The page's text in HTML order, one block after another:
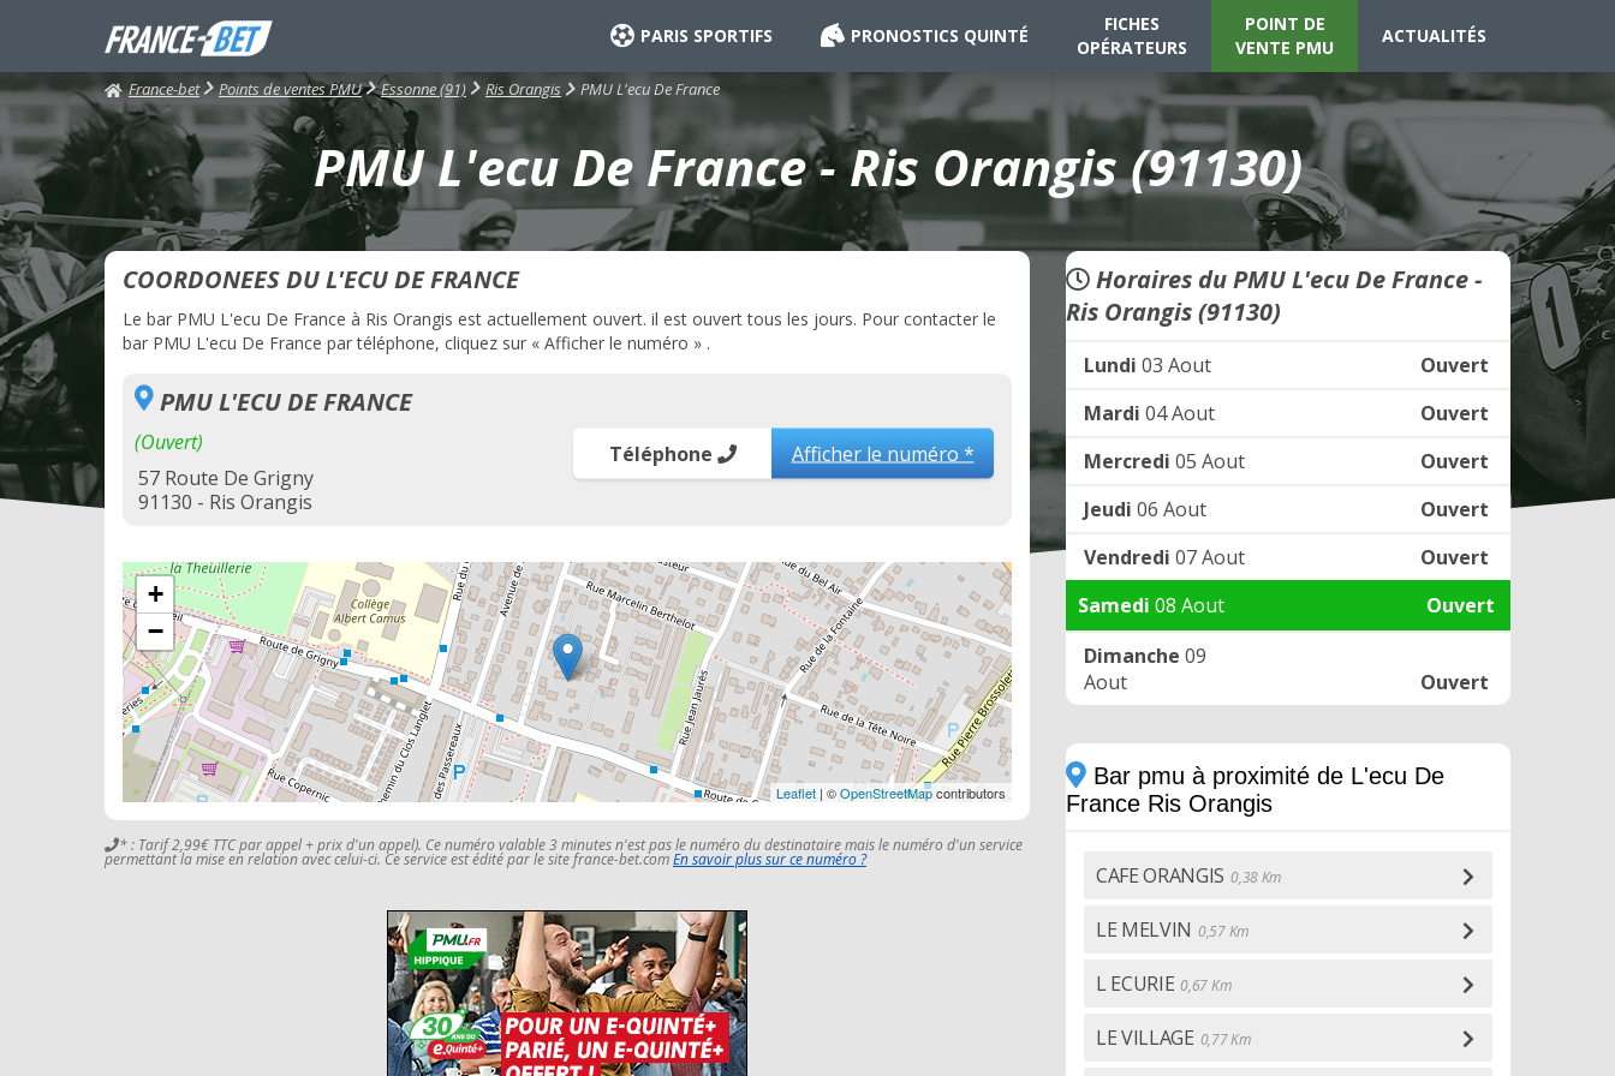
PARIS SPORTIFS PRONOSTICS QUINTÉ
FICHES
OPÉRATEURS
POINT DE
VENTE PMU
ACTUALITÉS
France-bet Points de ventes PMU Essonne (91) Ris Orangis PMU L'ecu De France
PMU L'ecu De France - Ris Orangis (91130)
COORDONEES DU L'ECU DE FRANCE
Le bar PMU L'ecu De France à Ris Orangis est actuellement ouvert. il est ouvert tous les jours. Pour contacter le
bar PMU L'ecu De France par téléphone, cliquez sur « Afficher le numéro » .
PMU L'ECU DE FRANCE
(Ouvert)
57 Route De Grigny
91130 - Ris Orangis
Téléphone Afficher le numéro *
+
−
Leaflet | ©OpenStreetMapcontributors
* : Tarif 2,99€ TTC par appel + prix d'un appel). Ce numéro valable 3 minutes n'est pas le numéro du destinataire mais le numéro d'un service
permettant la mise en relation avec celui-ci. Ce service est édité par le site france-bet.comEn savoir plus sur ce numéro ?
Horaires du PMU L'ecu De France -
Ris Orangis (91130)
Lundi 03 Aout
Ouvert
Mardi 04 Aout
Ouvert
Mercredi 05 Aout
Ouvert
Jeudi 06 Aout
Ouvert
Vendredi 07 Aout
Ouvert
Samedi 08 Aout
Ouvert
Dimanche 09
Aout
Ouvert
Bar pmu à proximité de L'ecu De
France Ris Orangis
CAFE ORANGIS 0,38 Km
LE MELVIN 0,57 Km
L ECURIE 0,67 Km
LE VILLAGE 0,77 Km